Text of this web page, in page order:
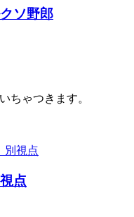
ソ野郎
ちゃつきます。
点